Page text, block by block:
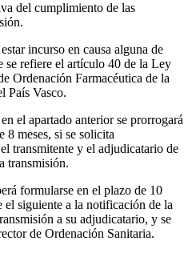
del cumplimiento de las
incurso en causa alguna de
se refiere el artículo 40 de la Ley
Ordenación Farmacéutica de la
País Vasco.
el apartado anterior se prorrogará
8 meses, si se solicita
transmitente y el adjudicatario de
transmisión.
formularse en el plazo de 10
el siguiente a la notificación de la
a su adjudicatario, y se
de Ordenación Sanitaria.